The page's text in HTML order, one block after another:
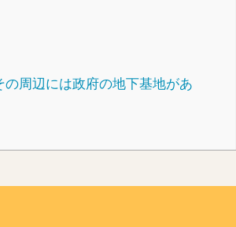
周辺には政府の地下基地があ